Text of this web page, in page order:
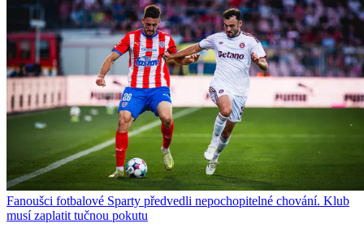
Fanoušci fotbalové Sparty předvedli nepochopitelné chování. Klub
musí zaplatit tučnou pokutu